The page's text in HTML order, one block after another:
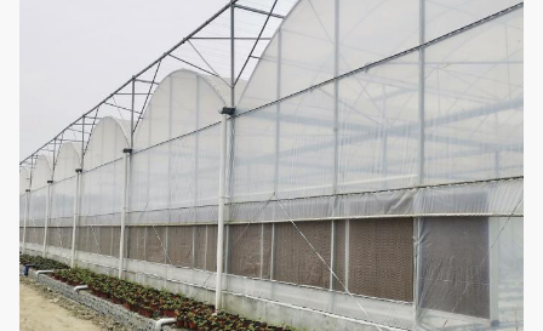
Hydrocultuur
Het kan worden
gebruikt, geen
voedingsmiddelen
voegen, geschikt en
betaalbaar.
14
Exteral&internal die
systeem in de schaduw
stellen
Het toestelrek drijft
de schaduw stellende
systeem.